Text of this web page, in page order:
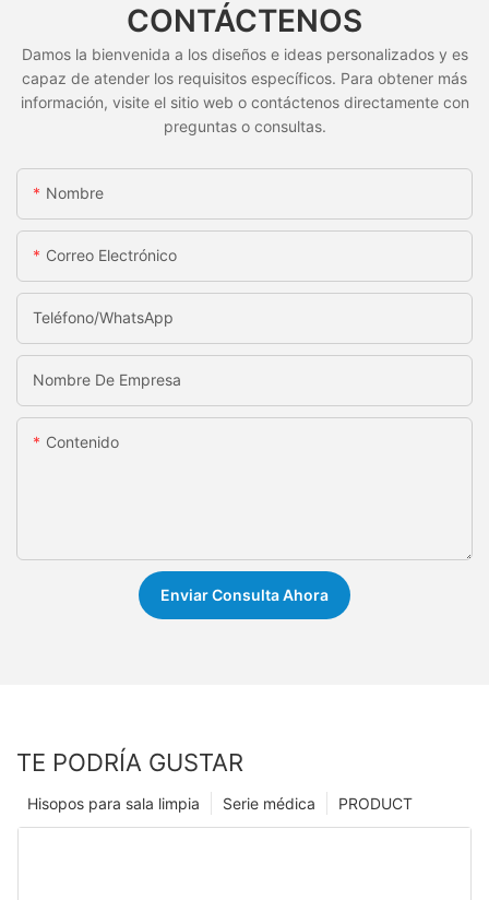
CONTÁCTENOS
Damos la bienvenida a los diseños e ideas personalizados y es
capaz de atender los requisitos específicos. Para obtener más
información, visite el sitio web o contáctenos directamente con
preguntas o consultas.
Nombre
Correo Electrónico
Teléfono/WhatsApp
Nombre De Empresa
Contenido
Enviar Consulta Ahora
TE PODRÍA GUSTAR
PRODUCT
Serie médica
Hisopos para sala limpia